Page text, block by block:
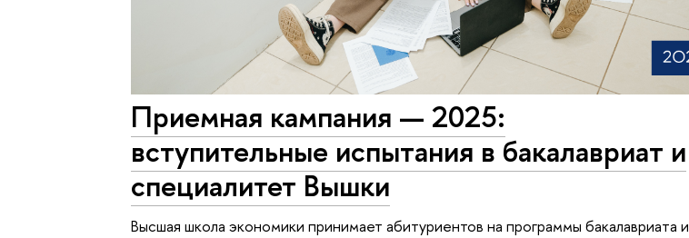
Приемная кампания — 2025:
вступительные испытания в бакалавриат и
специалитет Вышки
Высшая школа экономики принимает абитуриентов на программы бакалавриата и